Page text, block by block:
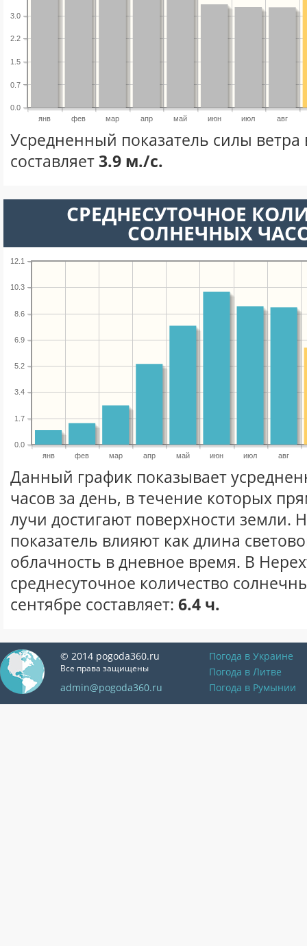
янв фев мар апр май июн июл авг
0.0
0.7
1.5
2.2
3.0
Усредненный показатель силы ветра
составляет3.9 м./с.
СРЕДНЕСУТОЧНОЕ
СОЛНЕЧНЫХ
янв фев мар апр май июн июл авг
0.0
1.7
3.4
5.2
6.9
8.6
10.3
12.1
Данный график показывает
часов за день, в течение которых
лучи достигают поверхности земли.
показатель влияют как длина
облачность в дневное время. В
среднесуточное количество
сентябре составляет: 6.4 ч.
© 2014 pogoda360.ru
Все права защищены
admin@pogoda360.ru
Погода в Украине
Погода в Литве
Погода в Румынии